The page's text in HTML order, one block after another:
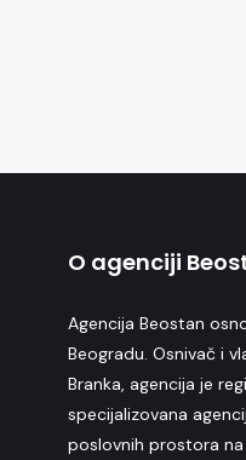
O agenciji
Agencija Beostan
Beogradu. Osnivač i
Branka, agencija je
specijalizovana
poslovnih prostora